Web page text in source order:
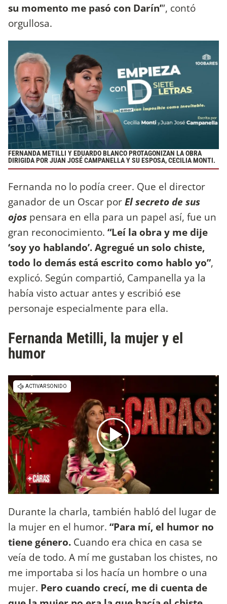
su momento me pasó con Darín’”, contó
orgullosa.
FERNANDA METILLI Y EDUARDO BLANCO PROTAGONIZAN LA OBRA
DIRIGIDA POR JUAN JOSÉ CAMPANELLA Y SU ESPOSA, CECILIA MONTI.
Fernanda no lo podía creer. Que el director
ganador de un Oscar porEl secreto de sus
ojos pensara en ella para un papel así, fue un
gran reconocimiento. “Leí la obra y me dije
‘soy yo hablando’. Agregué un solo chiste,
todo lo demás está escrito como hablo yo”,
explicó. Según compartió, Campanella ya la
había visto actuar antes y escribió ese
personaje especialmente para ella.
Fernanda Metilli, la mujer y el
humor
Durante la charla, también habló del lugar de
la mujer en el humor. “Para mí, el humor no
tiene género. Cuando era chica en casa se
veía de todo. A mí me gustaban los chistes, no
me importaba si los hacía un hombre o una
mujer. Pero cuando crecí, me di cuenta de